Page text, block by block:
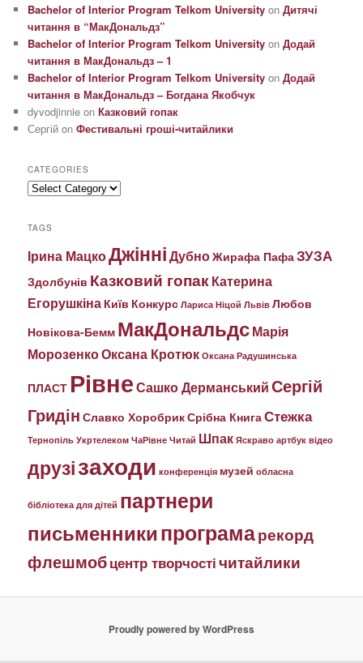
Bachelor of Interior Program Telkom University onДитячі
читання в “МакДональдз”
Bachelor of Interior Program Telkom University onДодай
читання в МакДональдз – 1
Bachelor of Interior Program Telkom University onДодай
читання в МакДональдз – Богдана Якобчук
dyvodjinnie onКазковий гопак
Сергій onФестивальні гроші-читайлики
CATEGORIES
Categories
TAGS
Ірина МацкоДжінніДубноЖирафа ПафаЗУЗА
Здолбунів Казковий гопакКатерина
Егорушкіна Київ Конкурс Лариса Ніцой Львів Любов
Новікова-Бемм МакДональдсМарія
МорозенкоОксана Кротюк Оксана Радушинська
ПЛАСТ РівнеСашко ДерманськийСергій
Гридін Славко ХоробрикСрібна КнигаСтежка
Тернопіль Укртелеком ЧаРівне Читай Шпак Яскраво артбук відео
друзізаходи конференція музей обласна
бібліотека для дітей партнери
письменникипрограмарекорд
флешмобцентр творчостічитайлики
Proudly powered by WordPress